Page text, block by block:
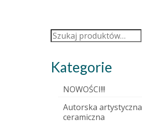
Szukaj:
Kategorie
NOWOŚCI!!!
Autorska
ceramiczna